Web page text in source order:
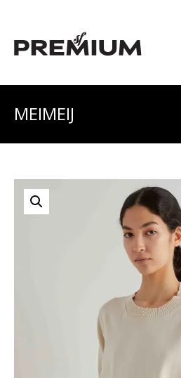
MEIMEIJ